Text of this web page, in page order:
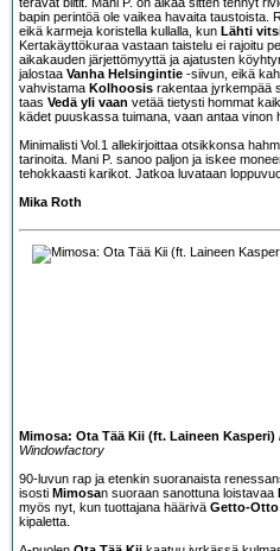
bapin perintöä ole vaikea havaita taustoista.
eikä karmeja koristella kullalla, kun Lähti
Kertakäyttökuraa vastaan taistelu ei rajoitu
aikakauden järjettömyyttä ja ajatusten
jalostaa Vanha Helsingintie -siivun, eikä
vahvistama Kolhoosis rakentaa jyrkempää
taas Vedä yli vaan vetää tietysti hommat
kädet puuskassa tuimana, vaan antaa vinon
Minimalisti Vol.1 allekirjoittaa otsikkonsa
tarinoita. Mani P. sanoo paljon ja iskee
tehokkaasti karikot. Jatkoa luvataan
Mika Roth
Mimosa: Ota Tää Kii (ft. Laineen Kasperi)
Windowfactory
90-luvun rap ja etenkin suoranaista
isosti Mimosan suoraan sanottuna loistavaa
myös nyt, kun tuottajana häärivä Getto-Otto
kipaletta.